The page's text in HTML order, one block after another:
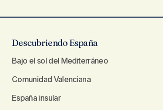
Descubriendo España
Bajo el sol del Mediterráneo
Comunidad Valenciana
España insular